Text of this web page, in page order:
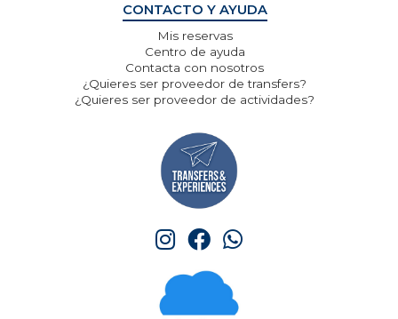
CONTACTO Y AYUDA
Mis reservas
Centro de ayuda
Contacta con nosotros
¿Quieres ser proveedor de transfers?
¿Quieres ser proveedor de actividades?